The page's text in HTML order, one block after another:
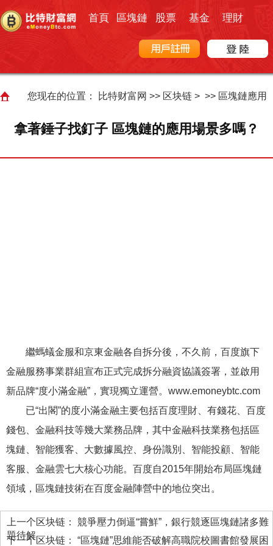
首頁 區塊鏈 股票 基金 理財
您现在的位置： 比特财富网 >> 区块链> >> 區塊鏈應用
拿著錘子找釘子 區塊鏈的應用場景多嗎？
繼螞蟻金服和京東金融各自拆分後，不久前，百度旗下
金融服務事業群組宣布正式完成拆分融資協議簽署，並啟用
新品牌“度小滿金融”，實現獨立運營。www.emoneybtc.com
已“出閣”的度小滿金融主要包括百度理財、有錢花、百度
錢包、金融科技等幾大業務品牌，其中金融科技業務包括區
塊鏈、智能獲客、大數據風控、身份識別、智能投顧、智能
客服、金融雲七大核心功能。百度自2015年開始布局區塊鏈
領域，區塊鏈技術在百度金融陣營中的地位突出。
上一个区块链： 競爭壓力倒逼“嘗鮮”，銀行競逐區塊鏈諸多難
題待解
下一个区块链： “區塊鏈”思維能否破解高職院校圖書館發展困